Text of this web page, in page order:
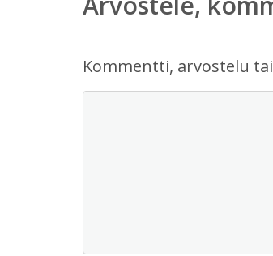
Kommentti, arvostelu